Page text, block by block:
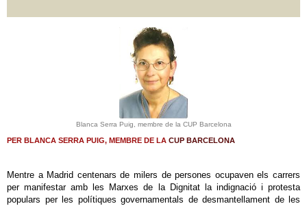
Blanca Serra Puig, membre de la CUP Barcelona
PER BLANCA SERRA PUIG, MEMBRE DE LA CUP BARCELONA
Mentre a Madrid centenars de milers de persones ocupaven els carrers
per manifestar amb les Marxes de la Dignitat la indignació i protesta
populars per les polítiques governamentals de desmantellament de les